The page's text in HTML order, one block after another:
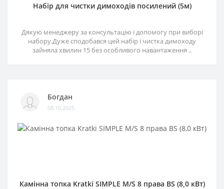
Набір для чистки димоходів посилений (5м)
Дякую менеджеру за консультацію і допомогу при виборі
набору.Дуже сподобався цей набір і чистка димоходу
зайняла хвилин 15 без особливого навантаження ..
Богдан
08.10.2025
Камінна топка Kratki SIMPLE M/S 8 права BS (8,0 кВт)